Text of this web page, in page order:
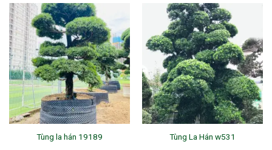
Tùng la hán 19189 Tùng La Hán w531